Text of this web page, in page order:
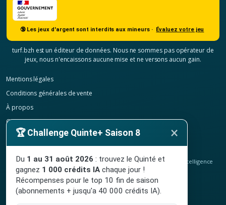
🔞 Les jeux d'argent sont interdits aux mineurs · Évaluez votre jeu
turf.bzh est un éditeur de données. Nous ne sommes pas opérateur de
jeux, nous n'encaissons aucune mise et ne versons aucun gain.
Mentions légales
Conditions générales de vente
À propos
Contact
Confidentialité
© 2020-2026 TURF.bzh , analyses hippiques, classement ELO et intelligence
artificielle.
Site indépendant, sans lien avec le PMU. Jeu interdit aux mineurs.
🏆 Challenge Quinte+ Saison 8 ×
Du 1 au 31 août 2026 : trouvez le Quinté et
gagnez 1 000 crédits IA chaque jour !
Récompenses pour le top 10 fin de saison
(abonnements + jusqu'a 40 000 crédits IA).